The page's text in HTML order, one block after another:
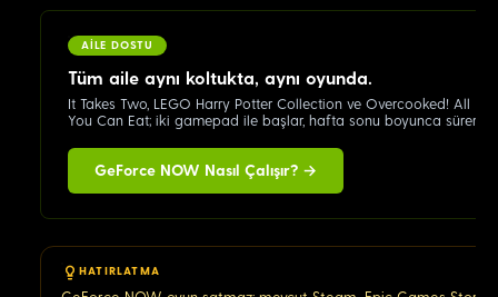
AİLE DOSTU
Tüm aile aynı koltukta, aynı oyunda.
It Takes Two, LEGO Harry Potter Collection ve Overcooked! All
You Can Eat; iki gamepad ile başlar, hafta sonu boyunca sürer.
GeForce NOW Nasıl Çalışır? →
HATIRLATMA